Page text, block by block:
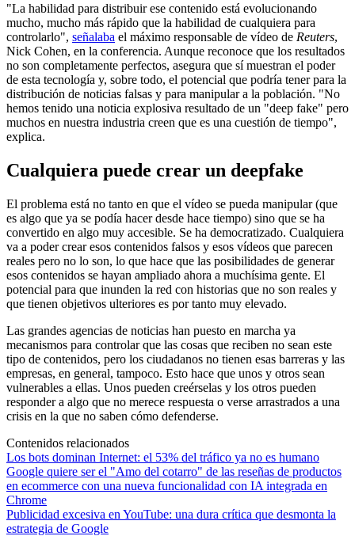
"La habilidad para distribuir ese contenido está evolucionando
mucho, mucho más rápido que la habilidad de cualquiera para
controlarlo", señalaba el máximo responsable de vídeo de Reuters,
Nick Cohen, en la conferencia. Aunque reconoce que los resultados
no son completamente perfectos, asegura que sí muestran el poder
de esta tecnología y, sobre todo, el potencial que podría tener para la
distribución de noticias falsas y para manipular a la población. "No
hemos tenido una noticia explosiva resultado de un "deep fake" pero
muchos en nuestra industria creen que es una cuestión de tiempo",
explica.
Cualquiera puede crear un deepfake
El problema está no tanto en que el vídeo se pueda manipular (que
es algo que ya se podía hacer desde hace tiempo) sino que se ha
convertido en algo muy accesible. Se ha democratizado. Cualquiera
va a poder crear esos contenidos falsos y esos vídeos que parecen
reales pero no lo son, lo que hace que las posibilidades de generar
esos contenidos se hayan ampliado ahora a muchísima gente. El
potencial para que inunden la red con historias que no son reales y
que tienen objetivos ulteriores es por tanto muy elevado.
Las grandes agencias de noticias han puesto en marcha ya
mecanismos para controlar que las cosas que reciben no sean este
tipo de contenidos, pero los ciudadanos no tienen esas barreras y las
empresas, en general, tampoco. Esto hace que unos y otros sean
vulnerables a ellas. Unos pueden creérselas y los otros pueden
responder a algo que no merece respuesta o verse arrastrados a una
crisis en la que no saben cómo defenderse.
Contenidos relacionados
Los bots dominan Internet: el 53% del tráfico ya no es humano
Google quiere ser el "Amo del cotarro" de las reseñas de productos
en ecommerce con una nueva funcionalidad con IA integrada en
Chrome
Publicidad excesiva en YouTube: una dura crítica que desmonta la
estrategia de Google